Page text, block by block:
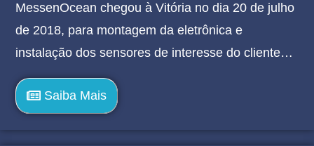
MessenOcean chegou à Vitória no dia 20 de julho
de 2018, para montagem da eletrônica e
instalação dos sensores de interesse do cliente…
Saiba Mais